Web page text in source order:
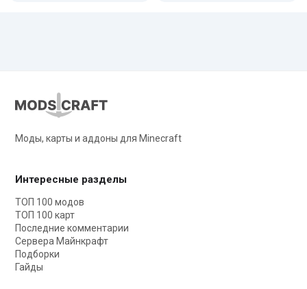
Моды, карты и аддоны для Minecraft
Интересные разделы
ТОП 100 модов
ТОП 100 карт
Последние комментарии
Сервера Майнкрафт
Подборки
Гайды